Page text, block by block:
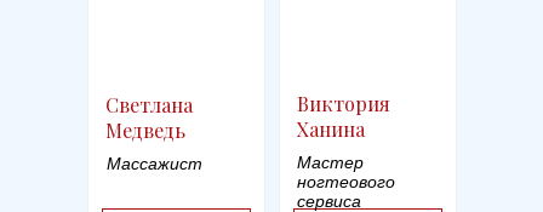
Виктория
Ханина
Мастер
ногтеового
сервиса
Светлана
Медведь
Массажист